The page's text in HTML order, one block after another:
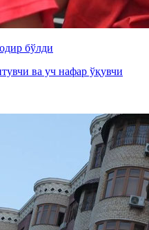
бўлди
ва уч нафар ўқувчи